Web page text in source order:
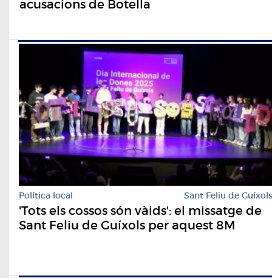
acusacions de Botella
Política local Sant Feliu de Guíxols
'Tots els cossos són vàids': el missatge de
Sant Feliu de Guíxols per aquest 8M